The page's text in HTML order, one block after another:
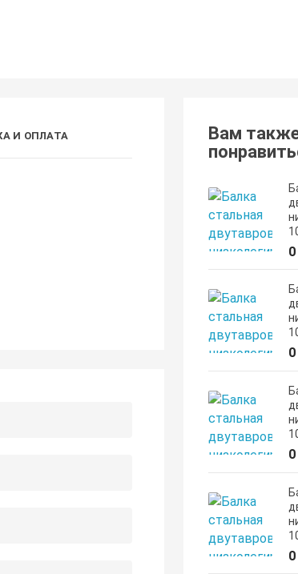
И ОПЛАТА
Вам